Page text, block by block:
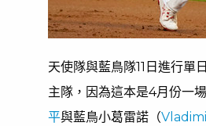
天使隊與藍鳥隊11日進行單
主隊，因為這本是4月份一
平與藍鳥小葛雷諾（